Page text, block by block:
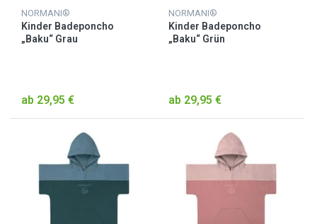
NORMANI®
Kinder Badeponcho
„Baku“ Grau
ab 29,95 €
NORMANI®
Kinder Badeponcho
„Baku“ Grün
ab 29,95 €